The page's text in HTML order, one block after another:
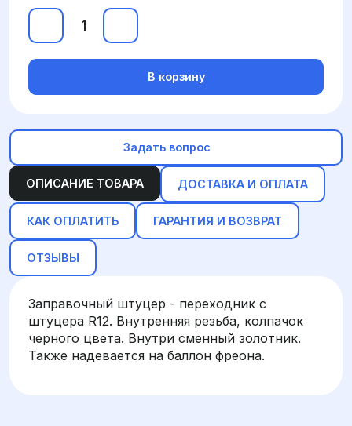
ОПИСАНИЕ ТОВАРА ДОСТАВКА И ОПЛАТА
КАК ОПЛАТИТЬ ГАРАНТИЯ И ВОЗВРАТ
ОТЗЫВЫ
Заправочный штуцер - переходник с
штуцера R12. Внутренняя резьба, колпачок
черного цвета. Внутри сменный золотник.
Также надевается на баллон фреона.
В корзину
Задать вопрос